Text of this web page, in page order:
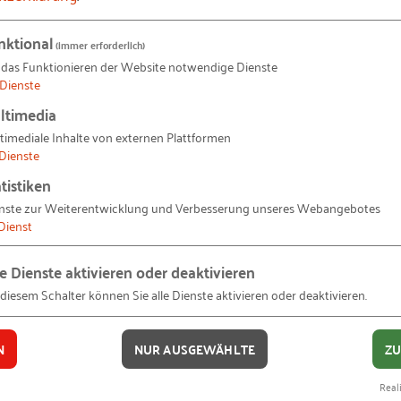
In: Ryba, Pauw, Ginati, Rietmann (Hrsg.):
in der Praxis
(2013):Geschäftsmodelle entwickeln: 55
Ihre Zukunft kommen oder auch nicht – ein
– Orientierung im Wandel: Ganzheitliche
– Wie Sie mit bahnbrechenden Strategien die
(2017):
Kernkompetenz und Wettbewerbsvorteil.
(immer erforderlich)
Funktionieren der Website notwendige Dienste
Dienste
Inhalte von externen Plattformen
Dienste
zur Weiterentwicklung und Verbesserung unseres Webangebotes
Dienste aktivieren oder deaktivieren
Schalter können Sie alle Dienste aktivieren oder deaktivieren.
NUR AUSGEWÄHLTE